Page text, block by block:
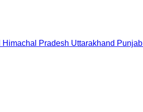
Himachal Pradesh Uttarakhand Punjab